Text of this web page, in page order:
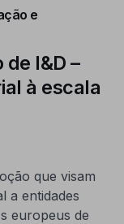
e
I&D –
à escala
que visam
a entidades
europeus de